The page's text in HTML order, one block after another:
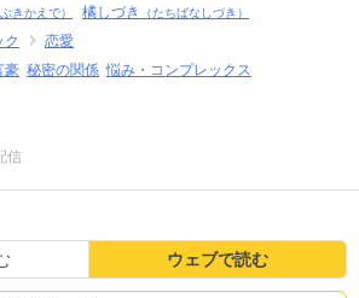
ぶきかえで） 橘しづき （たちばなしづき）
ク
恋愛
豪 秘密の関係 悩み・コンプレックス
信
ウェブで読む